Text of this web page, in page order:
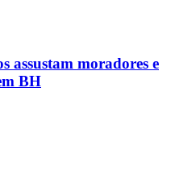
assustam moradores e
BH